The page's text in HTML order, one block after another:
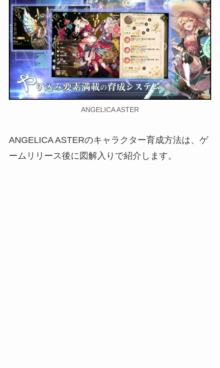
ANGELICA ASTER
ANGELICA ASTERのキャラクター育成方法は、ゲ
ームリリース後に図解入りで紹介します。